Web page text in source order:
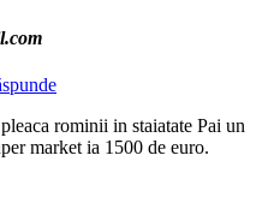
rominii in staiatate Pai un
market ia 1500 de euro.